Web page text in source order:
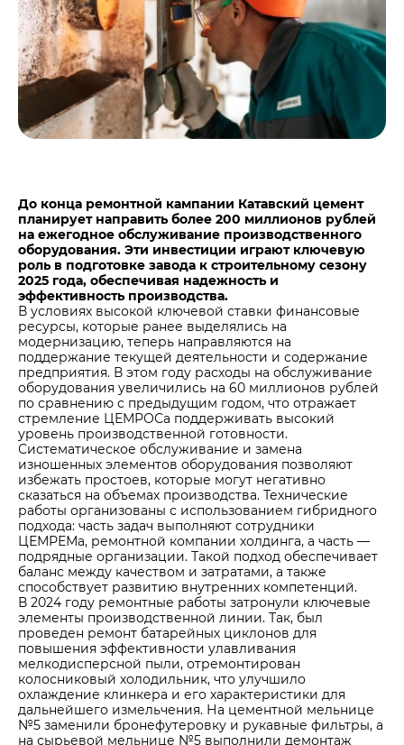
До конца ремонтной кампании Катавский цемент
планирует направить более 200 миллионов рублей
на ежегодное обслуживание производственного
оборудования. Эти инвестиции играют ключевую
роль в подготовке завода к строительному сезону
2025 года, обеспечивая надежность и
эффективность производства.
В условиях высокой ключевой ставки финансовые
ресурсы, которые ранее выделялись на
модернизацию, теперь направляются на
поддержание текущей деятельности и содержание
предприятия. В этом году расходы на обслуживание
оборудования увеличились на 60 миллионов рублей
по сравнению с предыдущим годом, что отражает
стремление ЦЕМРОСа поддерживать высокий
уровень производственной готовности.
Систематическое обслуживание и замена
изношенных элементов оборудования позволяют
избежать простоев, которые могут негативно
сказаться на объемах производства. Технические
работы организованы с использованием гибридного
подхода: часть задач выполняют сотрудники
ЦЕМРЕМа, ремонтной компании холдинга, а часть —
подрядные организации. Такой подход обеспечивает
баланс между качеством и затратами, а также
способствует развитию внутренних компетенций.
В 2024 году ремонтные работы затронули ключевые
элементы производственной линии. Так, был
проведен ремонт батарейных циклонов для
повышения эффективности улавливания
мелкодисперсной пыли, отремонтирован
колосниковый холодильник, что улучшило
охлаждение клинкера и его характеристики для
дальнейшего измельчения. На цементной мельнице
№5 заменили бронефутеровку и рукавные фильтры, а
на сырьевой мельнице №5 выполнили демонтаж
Центры дистрибуции
Реализация ТМЦ и непрофильных активов
Политика в области закупок
В помощь поставщику
Не только цемент
Люди ЦЕМРОСа
Технологии и тренды
Издание для клиентов
Аналитика цементной отрасли
Контакты
Контакты
Контакты для СМИ
Служба доверия